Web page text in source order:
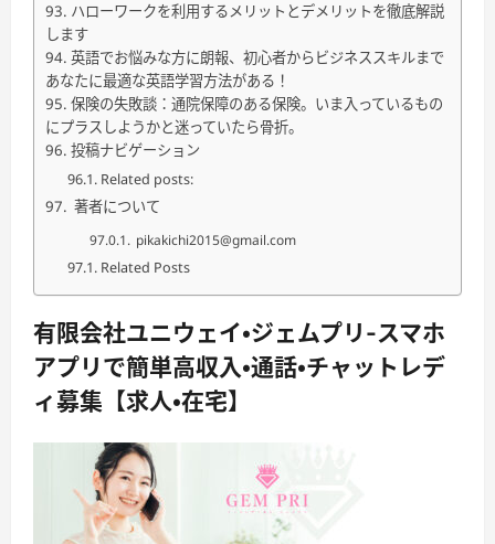
ハローワークを利用するメリットとデメリットを徹底解説
します
英語でお悩みな方に朗報、初心者からビジネススキルまで
あなたに最適な英語学習方法がある！
保険の失敗談：通院保障のある保険。いま入っているもの
にプラスしようかと迷っていたら骨折。
投稿ナビゲーション
Related posts:
著者について
pikakichi2015@gmail.com
Related Posts
有限会社ユニウェイ・ジェムプリ-スマホ
アプリで簡単高収入・通話・チャットレデ
ィ募集【求人・在宅】